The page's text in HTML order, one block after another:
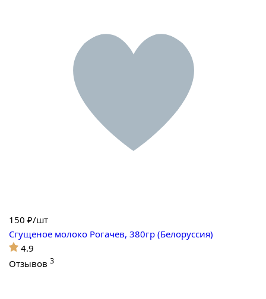
150 ₽/шт
Сгущеное молоко Рогачев, 380гр (Белоруссия)
4.9
Отзывов 3